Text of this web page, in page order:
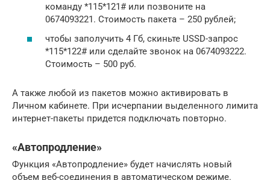
команду *115*121# или позвоните на
0674093221. Стоимость пакета – 250 рублей;
чтобы заполучить 4 Гб, скиньте USSD-запрос
*115*122# или сделайте звонок на 0674093222.
Стоимость – 500 руб.
А также любой из пакетов можно активировать в
Личном кабинете. При исчерпании выделенного лимита
интернет-пакеты придется подключать повторно.
«Автопродление»
Функция «Автопродление» будет начислять новый
объем веб-соединения в автоматическом режиме.